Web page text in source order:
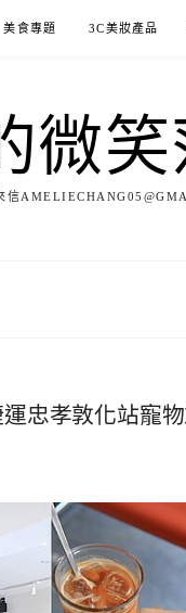
美食專題 3C美妝產品
微
信
忠孝敦化站寵